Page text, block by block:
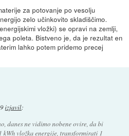
za potovanje po vesolju
zelo učinkovito skladiščimo.
vložki) se opravi na zemlji,
poleta. Bistveno je, da je rezultat en
lahko potem pridemo precej
izjavil:
danes ne vidimo nobene ovire, da bi
kWh vložka energije, transformirati 1